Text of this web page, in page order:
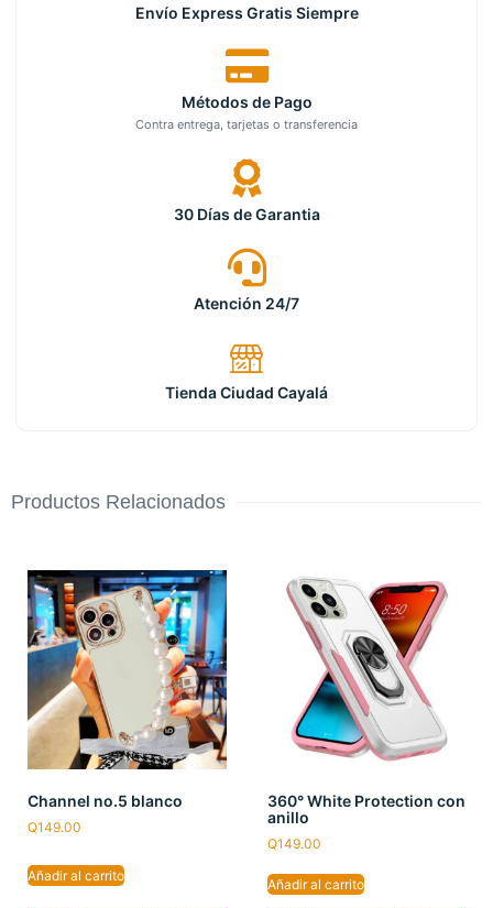
Envío Express Gratis Siempre
Métodos de Pago
Contra entrega, tarjetas o transferencia
30 Días de Garantia
Atención 24/7
Tienda Ciudad Cayalá
Productos Relacionados
Channel no.5 blanco
Q149.00
Añadir al carrito
360° White Protection con
anillo
Q149.00
Añadir al carrito